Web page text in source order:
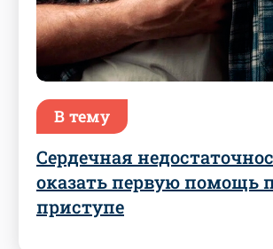
В тему
Сердечная
оказать первую помощь
приступе